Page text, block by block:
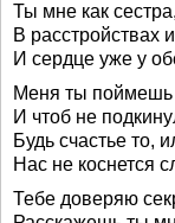
Ты мне как
В расстройствах
И сердце уже у
Меня ты поймешь
И чтоб не
Будь счастье то,
Нас не коснется
Тебе доверяю